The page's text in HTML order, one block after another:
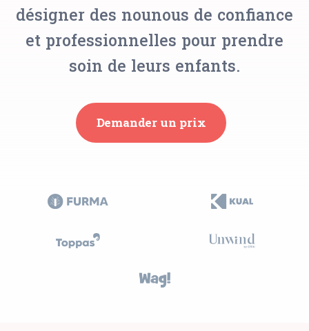
désigner des nounous de confiance
et professionnelles pour prendre
soin de leurs enfants.
Demander un prix